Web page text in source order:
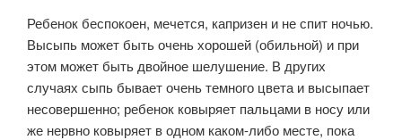
Ребенок беспокоен, мечется, капризен и не спит ночью.
Высыпь может быть очень хорошей (обильной) и при
этом может быть двойное шелушение. В других
случаях сыпь бывает очень темного цвета и высыпает
несовершенно; ребенок ковыряет пальцами в носу или
же нервно ковыряет в одном каком-либо месте, пока